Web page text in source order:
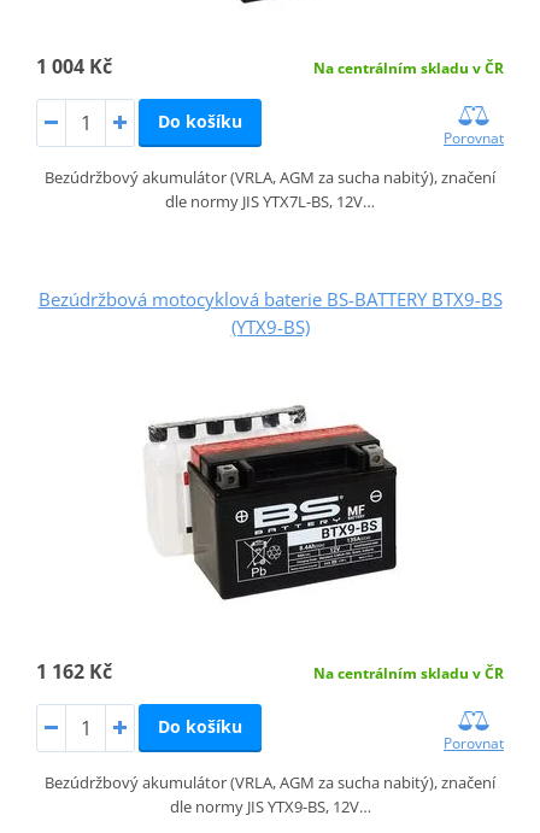
1 004 Kč Na centrálním skladu v ČR
Do košíku
Porovnat
Bezúdržbový akumulátor (VRLA, AGM za sucha nabitý), značení
dle normy JIS YTX7L-BS, 12V…
Bezúdržbová motocyklová baterie BS-BATTERY BTX9-BS
(YTX9-BS)
1 162 Kč Na centrálním skladu v ČR
Do košíku
Porovnat
Bezúdržbový akumulátor (VRLA, AGM za sucha nabitý), značení
dle normy JIS YTX9-BS, 12V…